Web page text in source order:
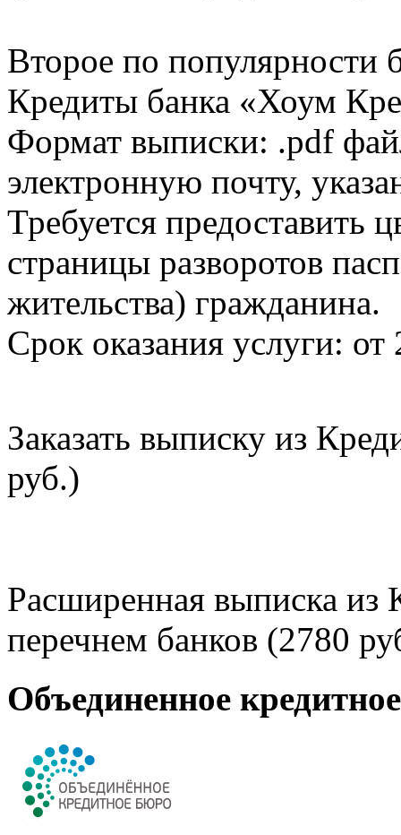
Второе по популярности
Кредиты банка «Хоум
Формат выписки: .pdf
электронную почту,
Требуется предоставить
страницы разворотов
жительства) гражданина.
Срок оказания услуги: от
Заказать выписку из
руб.)
Расширенная выписка из
перечнем банков (2780
Объединенное